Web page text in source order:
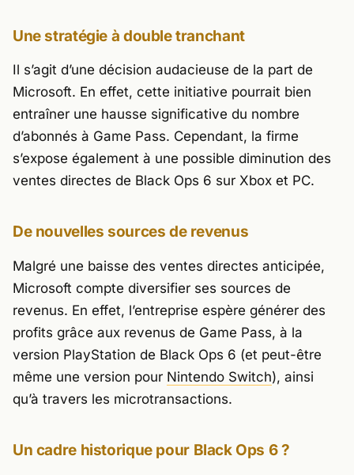
Une stratégie à double tranchant
Il s’agit d’une décision audacieuse de la part de
Microsoft. En effet, cette initiative pourrait bien
entraîner une hausse significative du nombre
d’abonnés à Game Pass. Cependant, la firme
s’expose également à une possible diminution des
ventes directes de Black Ops 6 sur Xbox et PC.
De nouvelles sources de revenus
Malgré une baisse des ventes directes anticipée,
Microsoft compte diversifier ses sources de
revenus. En effet, l’entreprise espère générer des
profits grâce aux revenus de Game Pass, à la
version PlayStation de Black Ops 6 (et peut-être
même une version pour Nintendo Switch), ainsi
qu’à travers les microtransactions.
Un cadre historique pour Black Ops 6?